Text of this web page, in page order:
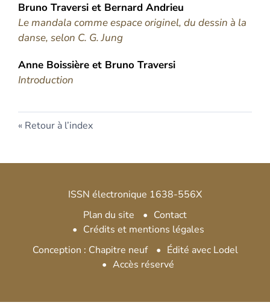
Bruno Traversi et Bernard Andrieu
Le mandala comme espace originel, du dessin à la
danse, selon C. G. Jung
Anne Boissière et Bruno Traversi
Introduction
Retour à l’index
ISSN électronique 1638-556X
Plan du site
Contact
Crédits et mentions légales
Conception : Chapitre neuf
Édité avec Lodel
Accès réservé